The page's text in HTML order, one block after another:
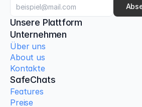
Für Entwickler, die wissen, dass
existiert, aber auch, dass sie
Weitem nicht ausschöpfen. Drei
Stunden oder ein ganzer
echten Codebasis.
Unsere Plattform
Unternehmen
Über uns
About us
Kontakte
SafeChats
Features
Preise